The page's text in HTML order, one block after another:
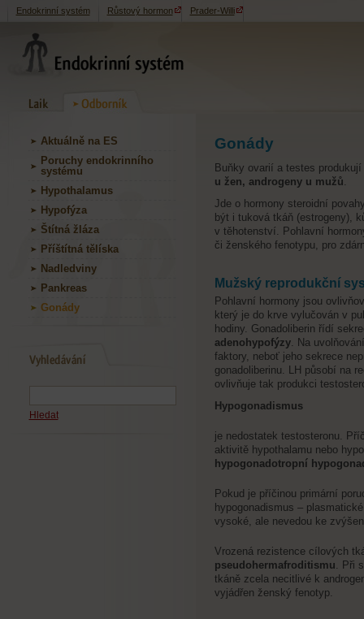
Endokrinní systém Růstový hormon Prader-Willi
Aktuálně na ES
Poruchy endokrinního
systému
Hypothalamus
Hypofýza
Štítná žláza
Příštítná tělíska
Nadledviny
Pankreas
Gonády
Hledat
Gonády
Buňky ovarií a testes
u žen, androgeny u mužů.
Jde o hormony steroidní
být i tuková tkáň (estrogeny),
v těhotenství. Pohlavní
či ženského fenotypu, pro
Mužský reprodukční
Pohlavní hormony jsou
který je do krve vylučován v
hodiny. Gonadoliberin řídí
adenohypofýzy. Na
faktory, neboť jeho sekrece
gonadoliberinu. LH působí na
ovlivňuje tak produkci
Hypogonadismus
je nedostatek testosteronu.
aktivitě hypothalamu nebo
hypogonadotropní
Pokud je příčinou primární
hypogonadismus –
vysoké, ale nevedou ke
Vrozená rezistence cílových
pseudohermafroditismu. Při
tkáně zcela necitlivé k
vyjádřen ženský fenotyp.